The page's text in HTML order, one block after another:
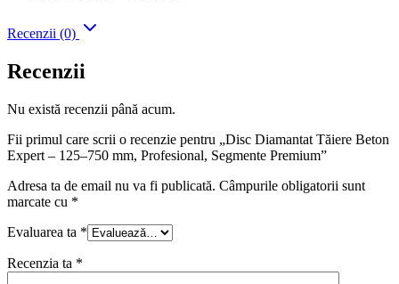
Recenzii (0)
Recenzii
Nu există recenzii până acum.
Fii primul care scrii o recenzie pentru „Disc Diamantat Tăiere Beton
Expert – 125–750 mm, Profesional, Segmente Premium”
Adresa ta de email nu va fi publicată. Câmpurile obligatorii sunt
marcate cu *
Evaluarea ta *
Recenzia ta *